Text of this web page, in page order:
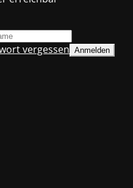
vergessen